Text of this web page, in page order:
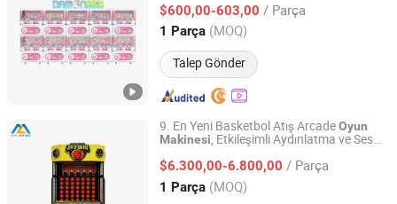
$600,00-603,00 / Parça
1 Parça (MOQ)
Talep Gönder
Guangdong, China Fiyat 2025
9. En Yeni Basketbol Atış ArcadeOyun
Makinesi, Etkileşimli Aydınlatma ve Ses
$6.300,00-6.800,00 / Parça
1 Parça (MOQ)
Guangzhou Mei Yi Lian Anime Technology Co., Ltd.
Guangdong, China Fiyat 2026